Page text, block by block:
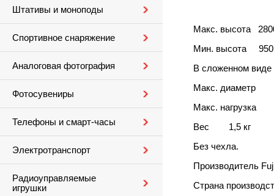
Штативы и моноподы
Спортивное снаряжение
Аналоговая фотография
Фотосувениры
Телефоны и смарт-часы
Электротранспорт
Радиоуправляемые
игрушки
Макс. высота
Мин. высота
В сложенном
Макс.
Макс.
Вес 1,5 кг
Без чехла.
Производитель
Страна